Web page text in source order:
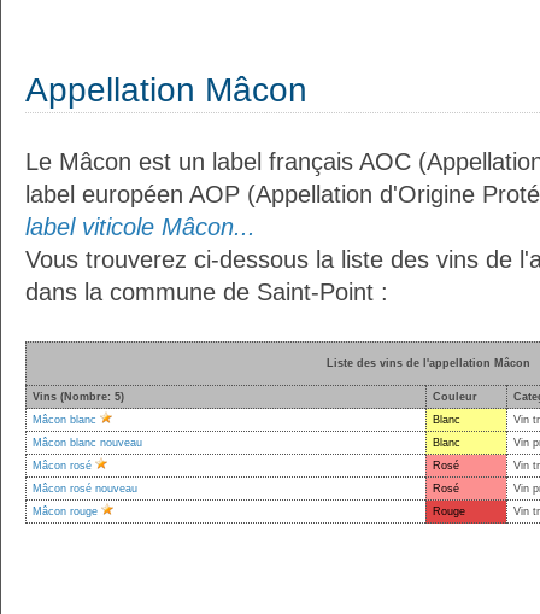
Appellation Mâcon
Le Mâcon est un label français AOC
label européen AOP (Appellation d'Origine
label viticole Mâcon...
Vous trouverez ci-dessous la liste des vins de
dans la commune de Saint-Point :
Liste des vins de l'appellation Mâcon
Vins (Nombre: 5) Couleur
Mâcon blanc
Blanc
Vin
Mâcon blanc nouveau
Blanc
Vin
Mâcon rosé
Rosé
Vin
Mâcon rosé nouveau
Rosé
Vin
Mâcon rouge
Rouge Vin